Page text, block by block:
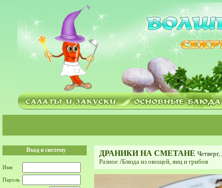
Вход в систему
Имя
Пароль
ДРАНИКИ НА СМЕТАНЕ
Разное /Блюда из овощей, яиц и грибов